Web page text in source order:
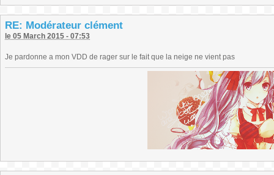
RE: Modérateur clément
le 05 March 2015 - 07:53
Je pardonne a mon VDD de rager sur le fait que la neige ne vient pas